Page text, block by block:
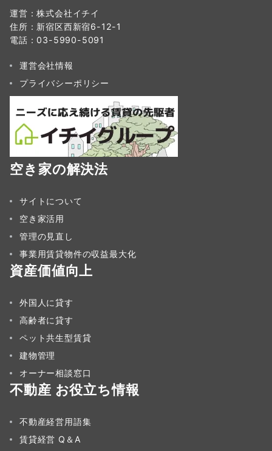
運営：株式会社イチイ
住所：新宿区西新宿6-12-1
電話：03-5990-5091
運営会社情報
プライバシーポリシー
空き家の解決法
サイトについて
空き家活用
管理の見直し
事業用賃貸物件の収益最大化
資産価値向上
外国人に貸す
高齢者に貸す
ペット共生型賃貸
建物管理
オーナー相談窓口
不動産 お役立ち情報
不動産経営用語集
賃貸経営 Q＆A